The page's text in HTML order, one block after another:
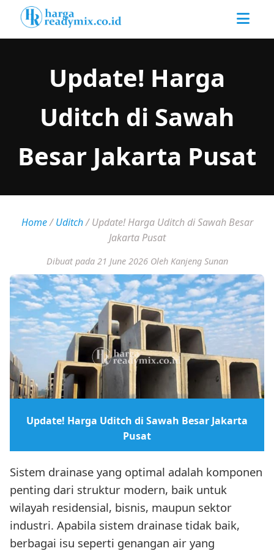
Update! Harga
Uditch di Sawah
Besar Jakarta Pusat
Home/Uditch/Update! Harga Uditch di Sawah Besar
Jakarta Pusat
Dibuat pada 21 June 2026 Oleh Kanjeng Sunan
Update! Harga Uditch di Sawah Besar Jakarta
Pusat
Sistem drainase yang optimal adalah komponen
penting dari struktur modern, baik untuk
wilayah residensial, bisnis, maupun sektor
industri. Apabila sistem drainase tidak baik,
berbagai isu seperti genangan air yang